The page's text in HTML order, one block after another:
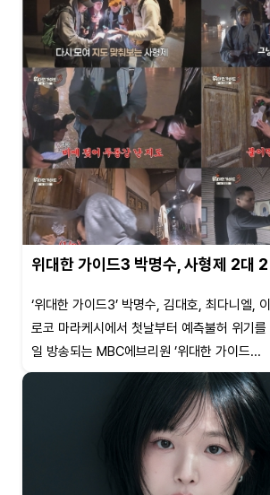
위대한 가이드3 박명수, 사형제 2대
‘위대한 가이드3’ 박명수, 김대호, 최다니엘,
로코 마라케시에서 첫날부터 예측불허 위기
일 방송되는 MBC에브리원 ’위대한 가이드...